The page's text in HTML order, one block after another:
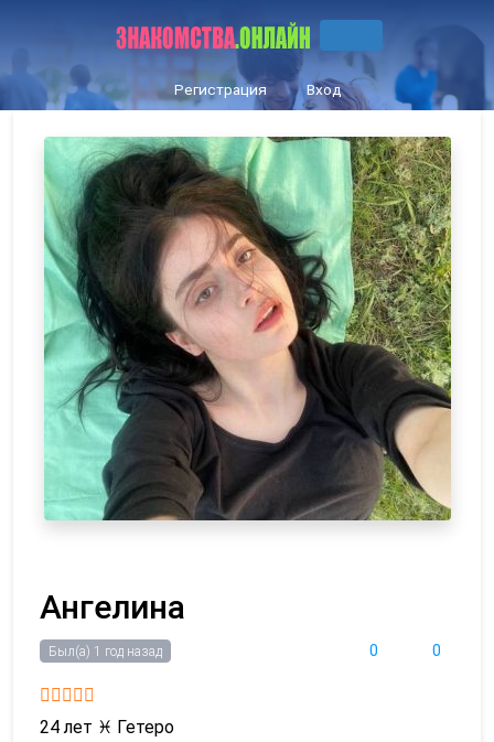
Регистрация Вход
Ангелина
0 0
Был(а) 1 год назад
24 лет ♓ Гетеро